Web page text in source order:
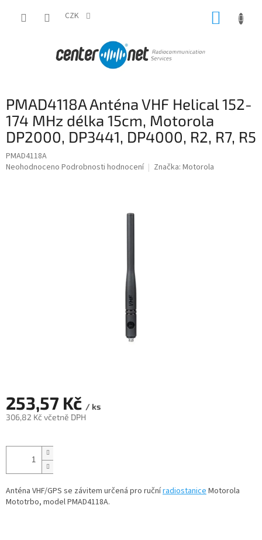
CZK
PMAD4118A Anténa VHF Helical 152-
174 MHz délka 15cm, Motorola
DP2000, DP3441, DP4000, R2, R7, R5
PMAD4118A
Průměrné
Neohodnoceno Podrobnosti hodnocení Značka: Motorola
253,57 Kč / ks
306,82 Kč včetně DPH
cena:
Anténa VHF/GPS se závitem určená pro ručníradiostaniceMotorola
Mototrbo, model PMAD4118A.